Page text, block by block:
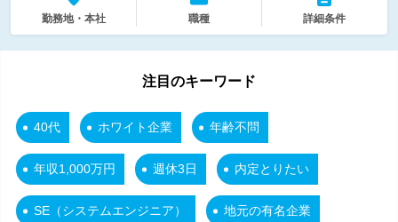
勤務地・本社 職種 詳細条件
注目のキーワード
40代 ホワイト企業 年齢不問
年収1,000万円 週休3日 内定とりたい
SE（システムエンジニア） 地元の有名企業